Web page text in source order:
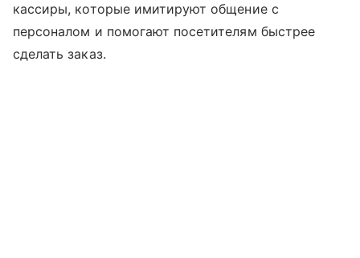
кассиры, которые имитируют общение с
персоналом и помогают посетителям быстрее
сделать заказ.